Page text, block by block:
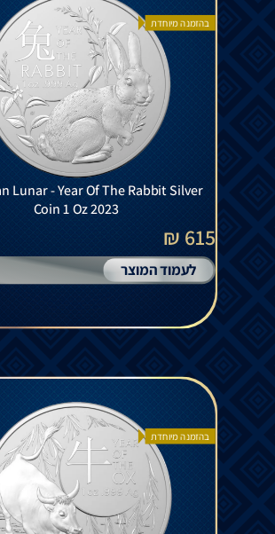
בהזמנה מיוחדת
Lunar - Year Of The Rabbit Silver
Coin 1 Oz 2023
615 ₪
לעמוד המוצר
בהזמנה מיוחדת